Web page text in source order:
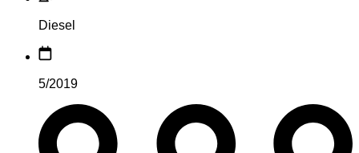
Diesel
5/2019